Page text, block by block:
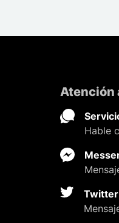
Atención
Hable
Twitter